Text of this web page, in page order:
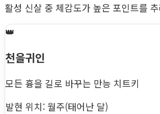
활성 신살 중 체감도가 높은 포인트를
👑
천을귀인
모든 흉을 길로 바꾸는 만능 치트키
발현 위치: 월주(태어난 달)